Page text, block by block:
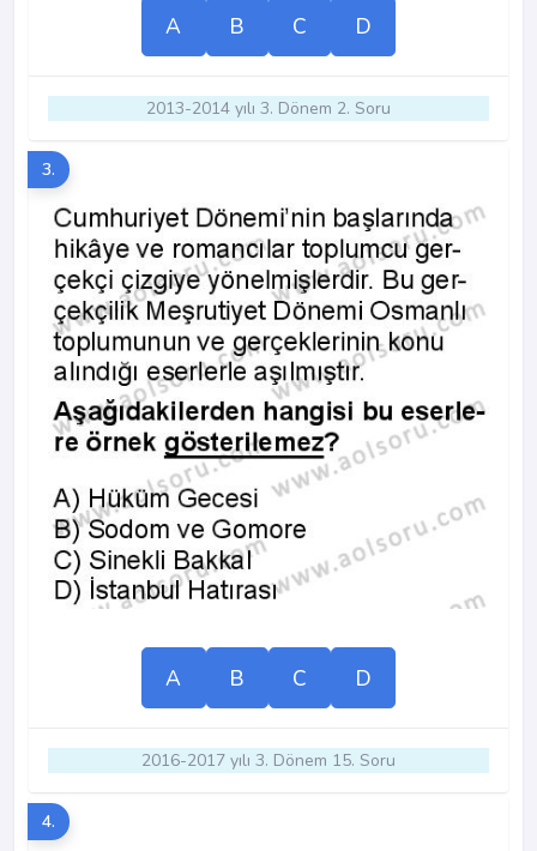
A B C D
2013-2014 yılı 3. Dönem 2. Soru
3.
A B C D
2016-2017 yılı 3. Dönem 15. Soru
4.